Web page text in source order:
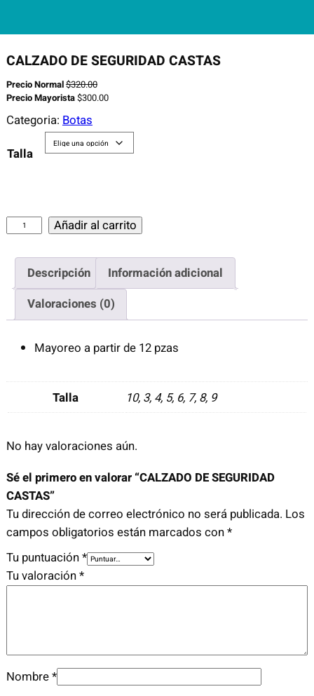
CALZADO DE SEGURIDAD CASTAS
Precio Normal$320.00
Precio Mayorista$300.00
Categoria: Botas
Talla
D
U
I
D
A
D
C
A
S
a
Añadir al carrito
Descripción
Información adicional
Valoraciones (0)
Mayoreo a partir de 12 pzas
Talla 10, 3, 4, 5, 6, 7, 8, 9
No hay valoraciones aún.
Sé el primero en valorar “CALZADO DE SEGURIDAD
CASTAS”
Tu dirección de correo electrónico no será publicada. Los
campos obligatorios están marcados con*
Tu puntuación*
Tu valoración*
Nombre*